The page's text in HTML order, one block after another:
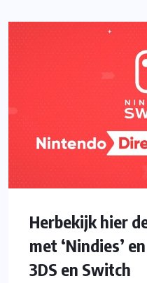
Herbekijk hier
met ‘Nindies’
3DS en Switch